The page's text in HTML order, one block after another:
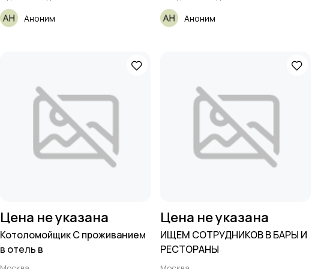
Аноним Аноним
Цена не указана
Котоломойщик С проживанием
в отель в
Цена не указана
ИЩЕМ СОТРУДНИКОВ В БАРЫ И
РЕСТОРАНЫ